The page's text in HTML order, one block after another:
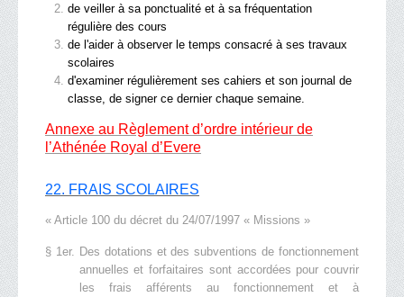
de veiller à sa ponctualité et à sa fréquentation
régulière des cours
de l'aider à observer le temps consacré à ses travaux
scolaires
d'examiner régulièrement ses cahiers et son journal de
classe, de signer ce dernier chaque semaine.
Annexe au Règlement d’ordre intérieur de
l’Athénée Royal d’Evere
22. FRAIS SCOLAIRES
« Article 100 du décret du 24/07/1997 « Missions »
§ 1er. Des dotations et des subventions de fonctionnement
annuelles et forfaitaires sont accordées pour couvrir
les frais afférents au fonctionnement et à